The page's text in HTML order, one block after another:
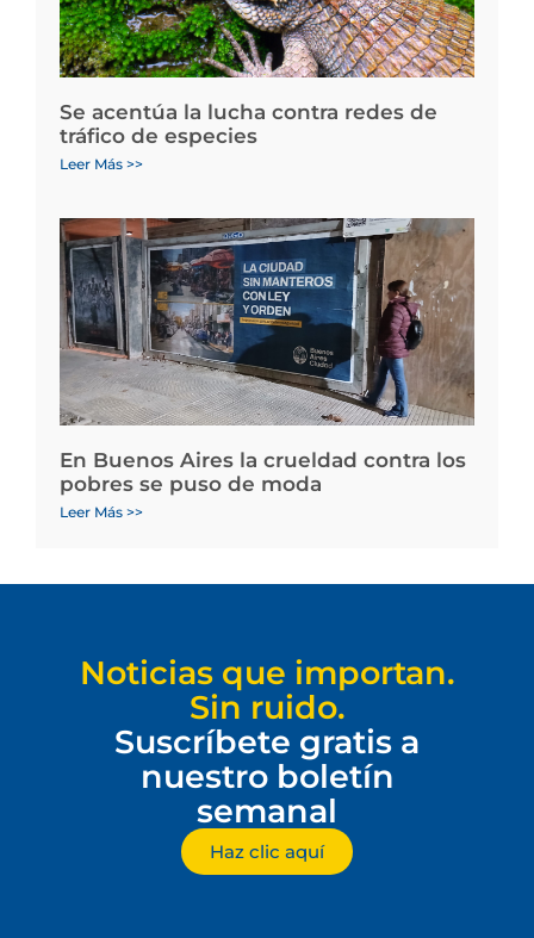
Se acentúa la lucha contra redes de
tráfico de especies
Leer Más >>
En Buenos Aires la crueldad contra los
pobres se puso de moda
Leer Más >>
Noticias que importan.
Sin ruido.
Suscríbete gratis a
nuestro boletín
semanal
Haz clic aquí